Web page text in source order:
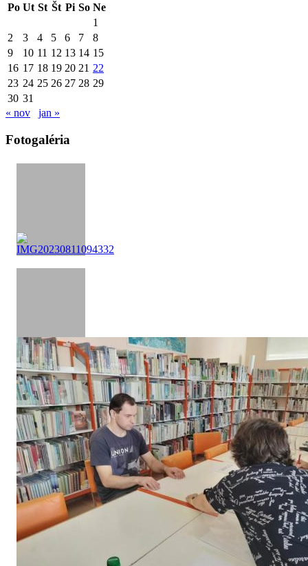
Po Ut St Št Pi So Ne
1
2
3 4 5 6 7
8
9
10 11 12 13 14 15
16 17 18 19 20 21 22
23 24 25 26 27 28 29
30 31
« nov
jan »
Fotogaléria